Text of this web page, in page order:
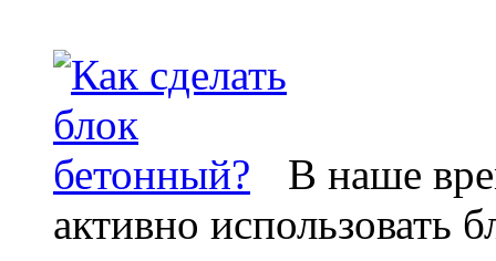
В наше
активно использовать